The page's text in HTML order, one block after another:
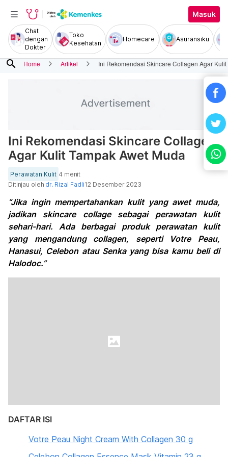
Masuk
Chat
dengan
Dokter
Toko
Kesehatan
Homecare Asuransiku
search Home Artikel Ini Rekomendasi Skincare Collagen Agar
Ini Rekomendasi Skincare Collagen
Agar Kulit Tampak Awet Muda
Perawatan Kulit 4 menit
Ditinjau oleh dr. Rizal Fadli12 Desember 2023
“Jika ingin mempertahankan kulit yang awet muda,
jadikan skincare collage sebagai perawatan kulit
sehari-hari. Ada berbagai produk perawatan kulit
yang mengandung collagen, seperti Votre Peau,
Hanasui, Celebon atau Senka yang bisa kamu beli di
Halodoc.”
DAFTAR ISI
Votre Peau Night Cream With Collagen 30 g